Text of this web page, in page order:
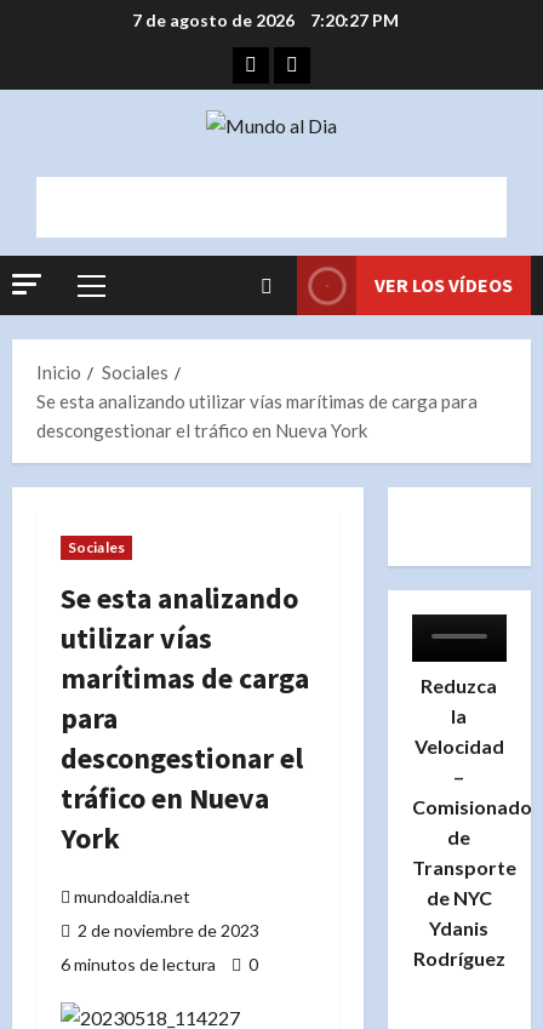
7 de agosto de 2026 7:20:28 PM
FacebookInstagram
Menú
VER LOS VÍDEOS
Inicio
Sociales
Se esta analizando utilizar vías marítimas de carga para
descongestionar el tráfico en Nueva York
Sociales
Se esta analizando
utilizar vías
marítimas de carga
para
descongestionar el
tráfico en Nueva
York
mundoaldia.net
2 de noviembre de 2023
6 minutos de lectura
0
Reduzca
la
Velocidad
–
Comisionado
de
Transporte
de NYC
Ydanis
Rodríguez